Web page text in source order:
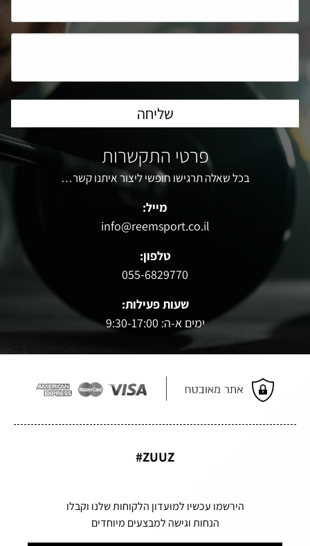
פרטי התקשרות
בכל שאלה תרגישו חופשי ליצור איתנו קשר…
מייל:
info@reemsport.co.il
טלפון:
055-6829770
שעות פעילות:
ימים א-ה: 9:30-17:00
ZUUZ#
הירשמו עכשיו למועדון הלקוחות שלנו וקבלו
הנחות וגישה למבצעים מיוחדים